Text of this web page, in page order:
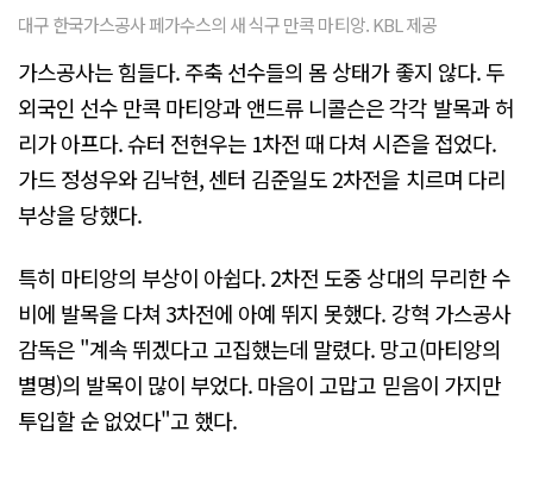
대구 한국가스공사 페가수스의 새 식구 만콕 마티앙. KBL 제공
가스공사는 힘들다. 주축 선수들의 몸 상태가 좋지 않다. 두
외국인 선수 만콕 마티앙과 앤드류 니콜슨은 각각 발목과 허
리가 아프다. 슈터 전현우는 1차전 때 다쳐 시즌을 접었다.
가드 정성우와 김낙현, 센터 김준일도 2차전을 치르며 다리
부상을 당했다.
특히 마티앙의 부상이 아쉽다. 2차전 도중 상대의 무리한 수
비에 발목을 다쳐 3차전에 아예 뛰지 못했다. 강혁 가스공사
감독은 "계속 뛰겠다고 고집했는데 말렸다. 망고(마티앙의
별명)의 발목이 많이 부었다. 마음이 고맙고 믿음이 가지만
투입할 순 없었다"고 했다.